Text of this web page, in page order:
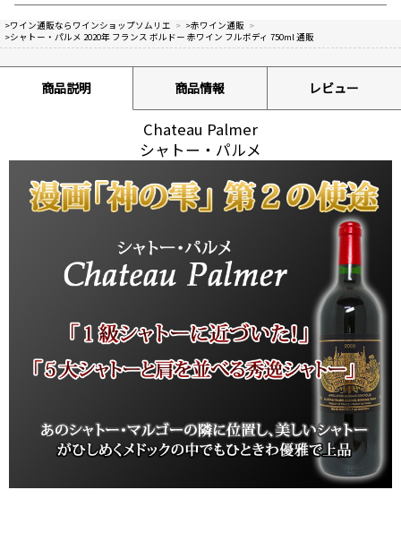
>ワイン通販ならワインショップソムリエ > >赤ワイン通販 >
>シャトー・パルメ 2020年 フランス ボルドー 赤ワイン フルボディ 750ml 通販
商品説明 商品情報 レビュー
Chateau Palmer
シャトー・パルメ